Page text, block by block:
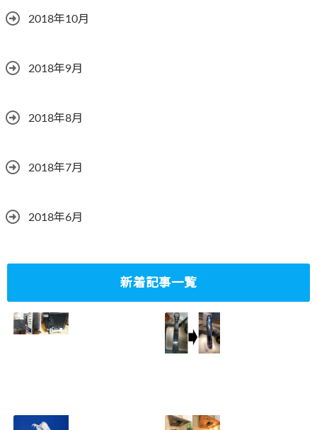
2018年10月
2018年9月
2018年8月
2018年7月
2018年6月
新着記事一覧
ド対応
チレス水栓にDIY